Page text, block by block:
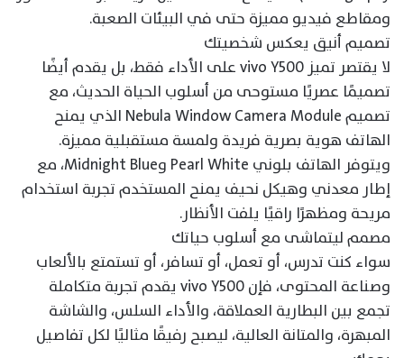
ومقاطع فيديو مميزة حتى في البيئات الصعبة.
تصميم أنيق يعكس شخصيتك
لا يقتصر تميز vivo Y500 على الأداء فقط، بل يقدم أيضًا
تصميمًا عصريًا مستوحى من أسلوب الحياة الحديث، مع
تصميم Nebula Window Camera Module الذي يمنح
الهاتف هوية بصرية فريدة ولمسة مستقبلية مميزة.
ويتوفر الهاتف بلوني Pearl White وMidnight Blue، مع
إطار معدني وهيكل نحيف يمنح المستخدم تجربة استخدام
مريحة ومظهرًا راقيًا يلفت الأنظار.
مصمم ليتماشى مع أسلوب حياتك
سواء كنت تدرس، أو تعمل، أو تسافر، أو تستمتع بالألعاب
وصناعة المحتوى، فإن vivo Y500 يقدم تجربة متكاملة
تجمع بين البطارية العملاقة، والأداء السلس، والشاشة
المبهرة، والمتانة العالية، ليصبح رفيقًا مثاليًا لكل تفاصيل